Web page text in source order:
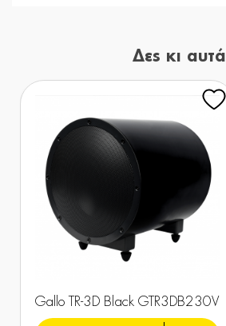
Δες κι αυτά
Gallo TR-3D Black GTR3DB230V